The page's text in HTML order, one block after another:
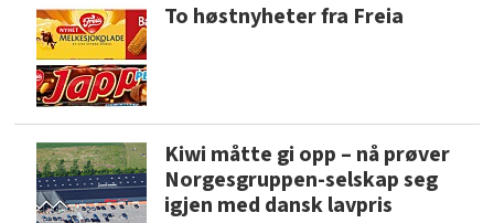
To høstnyheter fra Freia
Kiwi måtte gi opp – nå prøver
Norgesgruppen-selskap seg
igjen med dansk lavpris